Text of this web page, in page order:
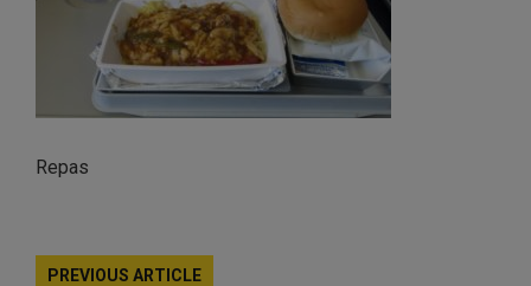
Repas
PREVIOUS ARTICLE